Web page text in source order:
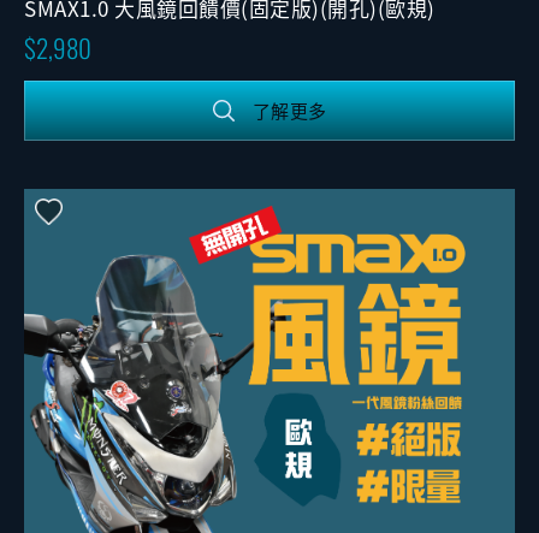
SMAX1.0 大風鏡回饋價(固定版)(開孔)(歐規)
2,980
了解更多